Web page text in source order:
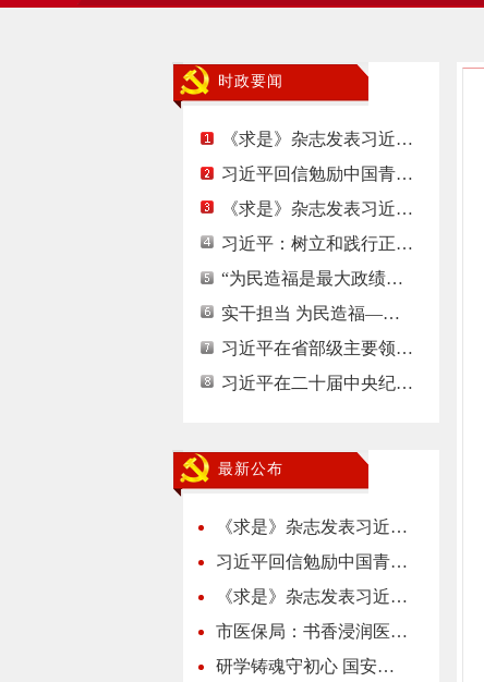
时政要闻
《求是》杂志发表习近…
习近平回信勉励中国青…
《求是》杂志发表习近…
习近平：树立和践行正…
“为民造福是最大政绩…
实干担当 为民造福—…
习近平在省部级主要领…
习近平在二十届中央纪…
最新公布
《求是》杂志发表习近…
习近平回信勉励中国青…
《求是》杂志发表习近…
市医保局：书香浸润医…
研学铸魂守初心 国安…